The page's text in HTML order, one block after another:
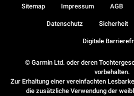
© Garmin Ltd. oder deren
vorbehalten.
Zur Erhaltung einer vereinfachten
die zusätzliche Verwendung der
Sitemap Impressum AGB
Datenschutz Sicherheit
Digitale